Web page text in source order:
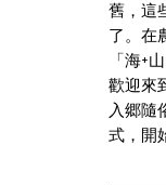
舊，這
了。在
「海+
歡迎來
入郷隨
式，開